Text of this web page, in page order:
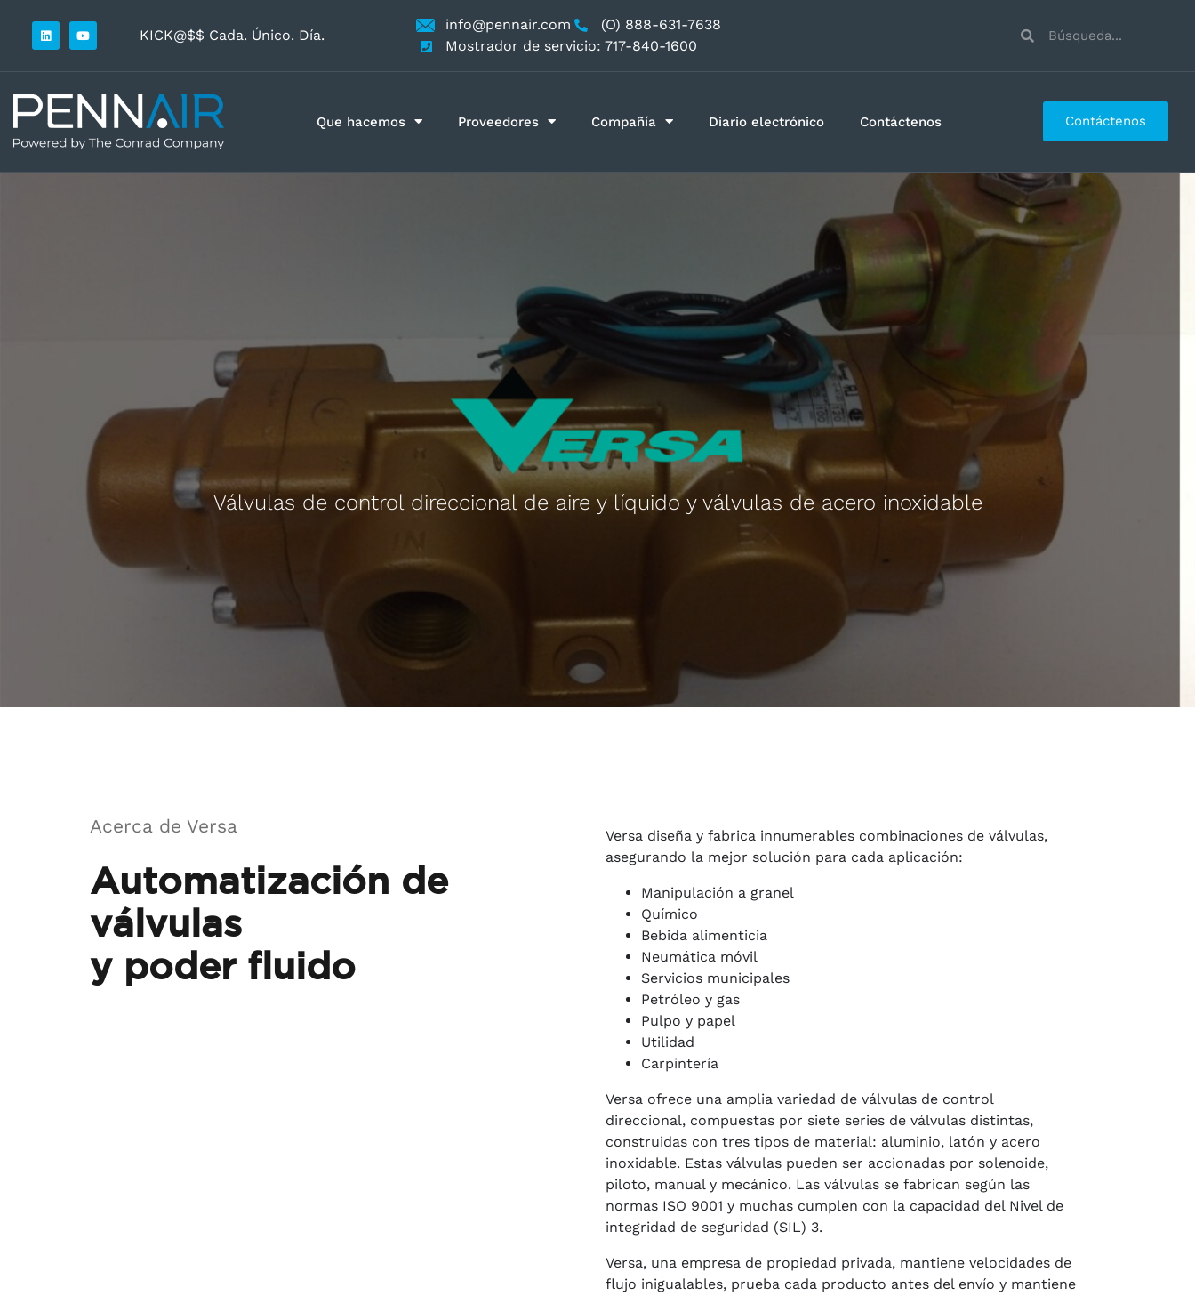
KICK@$$ Cada. Único. Día.
info@pennair.com
(O) 888-631-7638
Mostrador de servicio: 717-840-1600
Que hacemos Proveedores Compañía Diario electrónico Contáctenos Contáctenos
Válvulas de control direccional de aire y líquido y válvulas de acero inoxidable
Acerca de Versa
Automatización de
válvulas
y poder fluido
Versa diseña y fabrica innumerables combinaciones de válvulas,
asegurando la mejor solución para cada aplicación:
Manipulación a granel
Químico
Bebida alimenticia
Neumática móvil
Servicios municipales
Petróleo y gas
Pulpo y papel
Utilidad
Carpintería
Versa ofrece una amplia variedad de válvulas de control
direccional, compuestas por siete series de válvulas distintas,
construidas con tres tipos de material: aluminio, latón y acero
inoxidable. Estas válvulas pueden ser accionadas por solenoide,
piloto, manual y mecánico. Las válvulas se fabrican según las
normas ISO 9001 y muchas cumplen con la capacidad del Nivel de
integridad de seguridad (SIL) 3.
Versa, una empresa de propiedad privada, mantiene velocidades de
flujo inigualables, prueba cada producto antes del envío y mantiene